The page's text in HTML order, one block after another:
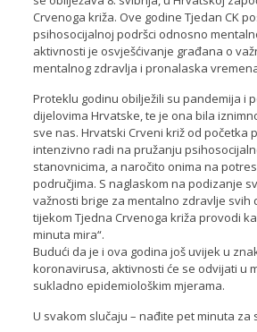
Crvenoga križa. Ove godine Tjedan CK
psihosocijalnoj podršci odnosno
aktivnosti je osvješćivanje građana o
mentalnog zdravlja i pronalaska
Proteklu godinu obilježili su pandemija i
dijelovima Hrvatske, te je ona bila
sve nas. Hrvatski Crveni križ od početka
intenzivno radi na pružanju
stanovnicima, a naročito onima na
područjima. S naglaskom na podizanje
važnosti brige za mentalno zdravlje svih
tijekom Tjedna Crvenoga križa provodi
minuta mira“.
Budući da je i ova godina još uvijek u
koronavirusa, aktivnosti će se odvijati u
sukladno epidemiološkim mjerama.
U svakom slučaju – nađite pet minuta za